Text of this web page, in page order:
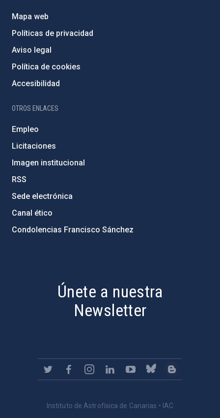
Mapa web
Políticas de privacidad
Aviso legal
Política de cookies
Accesibilidad
OTROS ENLACES
Empleo
Licitaciones
Imagen institucional
RSS
Sede electrónica
Canal ético
Condolencias Francisco Sánchez
Únete a nuestra
Newsletter
Instituto de Astrofísica de Canarias • IAC